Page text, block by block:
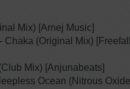
Mix) [Arnej Music]
Chaka (Original Mix)
Mix) [Anjunabeats]
Ocean (Nitrous